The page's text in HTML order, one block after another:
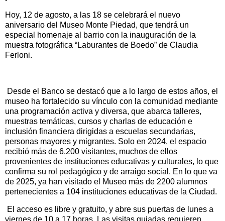
Hoy, 12 de agosto, a las 18 se celebrará el nuevo
aniversario del Museo Monte Piedad, que tendrá un
especial homenaje al barrio con la inauguración de la
muestra fotográfica “Laburantes de Boedo” de Claudia
Ferloni.
Desde el Banco se destacó que a lo largo de estos años, el
museo ha fortalecido su vínculo con la comunidad mediante
una programación activa y diversa, que abarca talleres,
muestras temáticas, cursos y charlas de educación e
inclusión financiera dirigidas a escuelas secundarias,
personas mayores y migrantes. Solo en 2024, el espacio
recibió más de 6.200 visitantes, muchos de ellos
provenientes de instituciones educativas y culturales, lo que
confirma su rol pedagógico y de arraigo social. En lo que va
de 2025, ya han visitado el Museo más de 2200 alumnos
pertenecientes a 104 instituciones educativas de la Ciudad.
El acceso es libre y gratuito, y abre sus puertas de lunes a